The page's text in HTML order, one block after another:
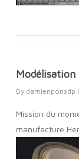
Modélisation
By damienponsdp
Mission du
manufacture